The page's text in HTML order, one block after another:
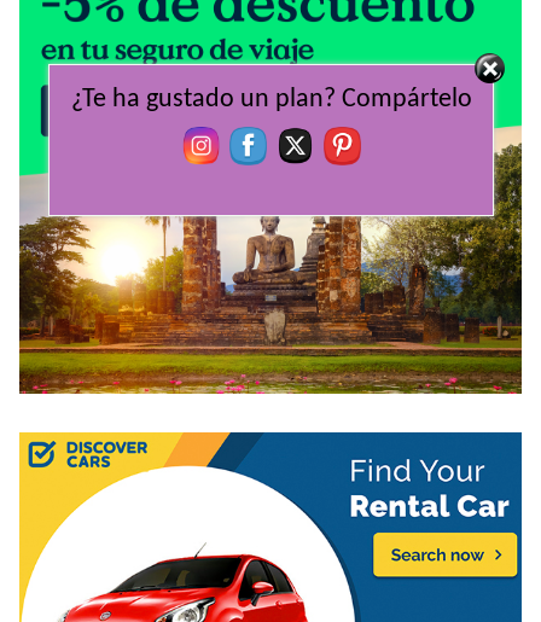
¿Te ha gustado un plan? Compártelo